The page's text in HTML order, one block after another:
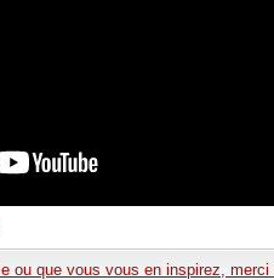
ou que vous vous en inspirez,